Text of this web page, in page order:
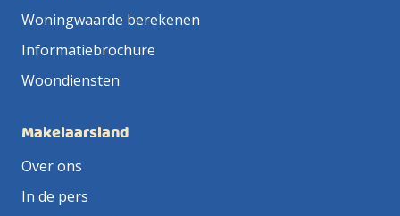
Woningwaarde berekenen
Informatiebrochure
Woondiensten
Makelaarsland
Over ons
In de pers